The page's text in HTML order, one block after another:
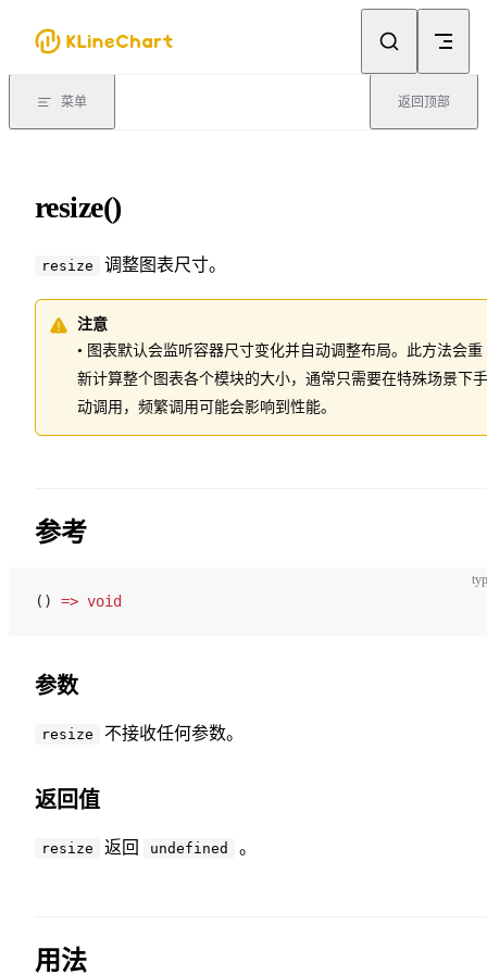
Skip to content
菜单 返回顶部
resize()
resize 调整图表尺寸。
注意
• 图表默认会监听容器尺寸变化并自动调整布局。此方法会重
新计算整个图表各个模块的大小，通常只需要在特殊场景下手
动调用，频繁调用可能会影响到性能。
参考
() => void
参数
resize 不接收任何参数。
返回值
resize 返回 undefined 。
用法